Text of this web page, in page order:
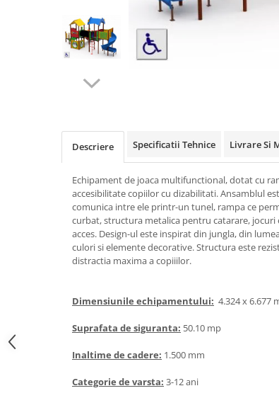
Jocuri cu nisip
Echipamente de catarat
Trasee echilibristica
Echipamente persoane cu
Animale din cauciuc
Skateboarding
Fotbal si Handbal
Echipamente fitness
Mese de jocuri
Garduri/Imprejmuiri
Descriere Specificatii Tehnice Livrare Si
Echipament de joaca multifunctional, dotat cu
accesibilitate copiilor cu dizabilitati. Ansamblul
comunica intre ele printr-un tunel, rampa ce
curbat, structura metalica pentru catarare,
acces. Design-ul este inspirat din jungla, din
culori si elemente decorative. Structura este
distractia maxima a copiiilor.
Dimensiunile echipamentului: 4.324 х 6.677
Suprafata de siguranta: 50.10 mp
Inaltime de cadere: 1.500 mm
Categorie de varsta: 3-12 ani